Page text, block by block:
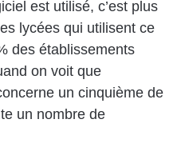
est utilisé, c’est plus
lycées qui utilisent ce
des établissements
on voit que
un cinquième de
un nombre de